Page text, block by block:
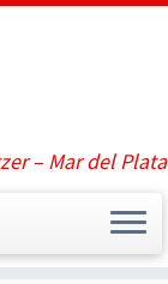
– Mar del Plata